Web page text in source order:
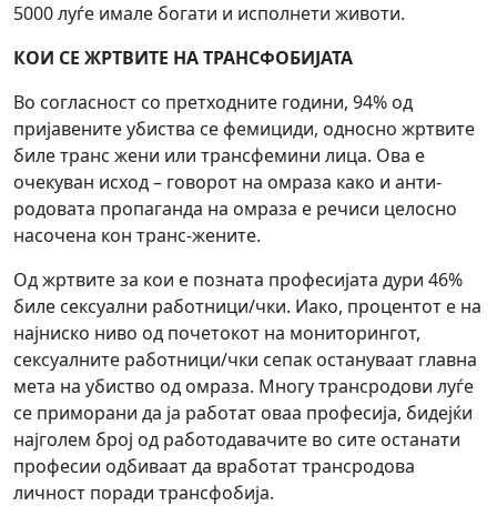
5000 луѓе имале богати и исполнети животи.
КОИ СЕ ЖРТВИТЕ НА ТРАНСФОБИЈАТА
Во согласност со претходните години, 94% од
пријавените убиства се фемициди, односно жртвите
биле транс жени или трансфемини лица. Ова е
очекуван исход – говорот на омраза како и анти-
родовата пропаганда на омраза е речиси целосно
насочена кон транс-жените.
Од жртвите за кои е позната професијата дури 46%
биле сексуални работници/чки. Иако, процентот е на
најниско ниво од почетокот на мониторингот,
сексуалните работници/чки сепак остануваат главна
мета на убиство од омраза. Многу трансродови луѓе
се приморани да ја работат оваа професија, бидејќи
најголем број од работодавачите во сите останати
професии одбиваат да вработат трансродова
личност поради трансфобија.